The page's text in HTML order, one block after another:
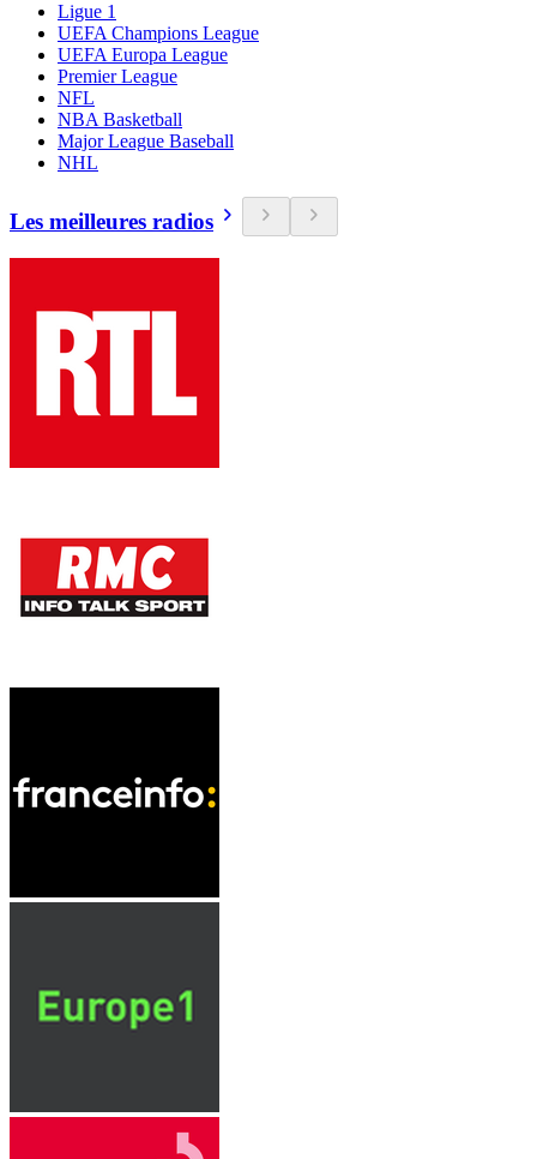
Ligue 1
UEFA Champions League
UEFA Europa League
Premier League
NFL
NBA Basketball
Major League Baseball
NHL
Les meilleures radios